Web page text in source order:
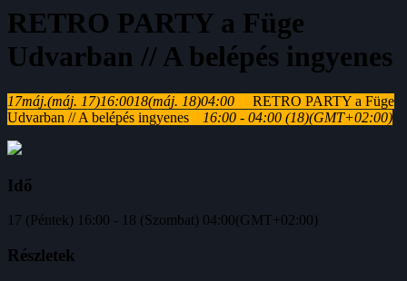
RETRO PARTY a Füge
Udvarban // A belépés ingyenes
17máj.(máj. 17)16:0018(máj. 18)04:00
RETRO PARTY a Füge
Udvarban // A belépés ingyenes
16:00 - 04:00 (18)(GMT+02:00)
Idő
17 (Péntek) 16:00 - 18 (Szombat) 04:00(GMT+02:00)
Részletek